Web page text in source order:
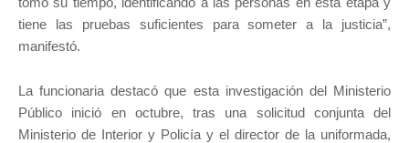
tiene las pruebas suficientes para someter a la justicia”,
manifestó.
La funcionaria destacó que esta investigación del Ministerio
Público inició en octubre, tras una solicitud conjunta del
Ministerio de Interior y Policía y el director de la uniformada,